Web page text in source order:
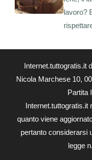
lavoro?
Internet.tuttogratis.it
Nicola Marchese 10,
Partita
Internet.tuttogratis.it
quanto viene
pertanto considerarsi
legge